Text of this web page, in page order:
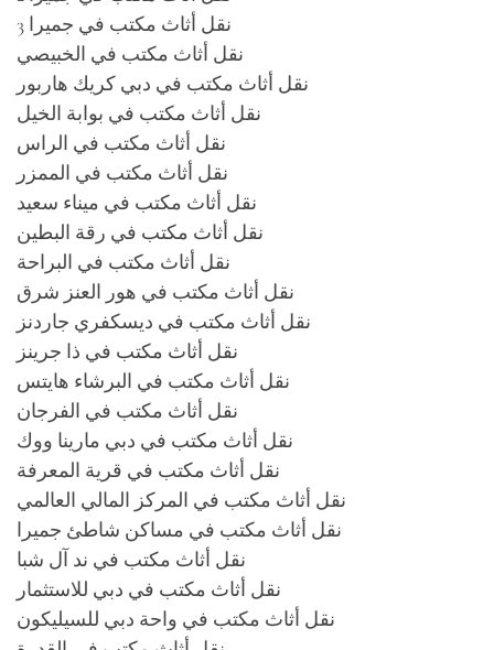
نقل أثاث مكتب في جميرا 3
نقل أثاث مكتب في الخبيصي
نقل أثاث مكتب في دبي كريك هاربور
نقل أثاث مكتب في بوابة الخيل
نقل أثاث مكتب في الراس
نقل أثاث مكتب في الممزر
نقل أثاث مكتب في ميناء سعيد
نقل أثاث مكتب في رقة البطين
نقل أثاث مكتب في البراحة
نقل أثاث مكتب في هور العنز شرق
نقل أثاث مكتب في ديسكفري جاردنز
نقل أثاث مكتب في ذا جرينز
نقل أثاث مكتب في البرشاء هايتس
نقل أثاث مكتب في الفرجان
نقل أثاث مكتب في دبي مارينا ووك
نقل أثاث مكتب في قرية المعرفة
نقل أثاث مكتب في المركز المالي العالمي
نقل أثاث مكتب في مساكن شاطئ جميرا
نقل أثاث مكتب في ند آل شبا
نقل أثاث مكتب في دبي للاستثمار
نقل أثاث مكتب في واحة دبي للسيليكون